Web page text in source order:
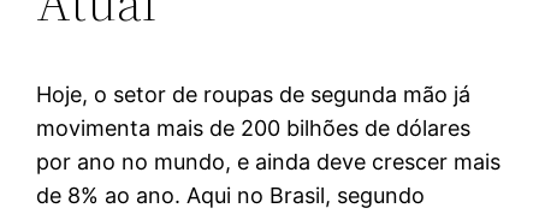
Hoje, o setor de roupas de segunda mão já
movimenta mais de 200 bilhões de dólares
por ano no mundo, e ainda deve crescer mais
de 8% ao ano. Aqui no Brasil, segundo